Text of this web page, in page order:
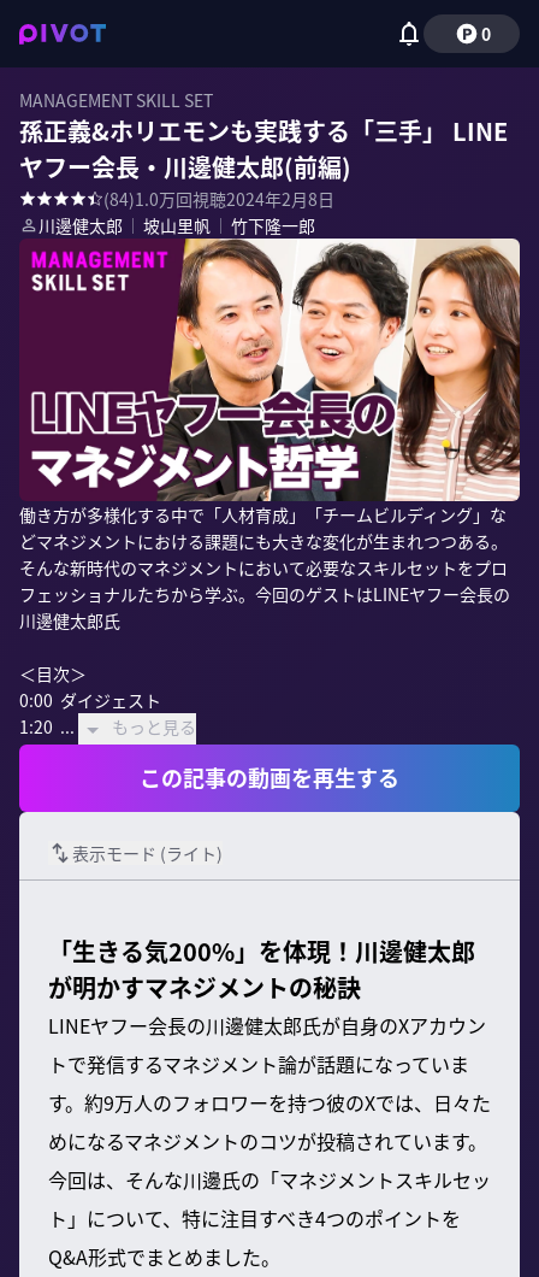
0
MANAGEMENT SKILL SET
孫正義&ホリエモンも実践する「三手」 LINE
ヤフー会長・川邊健太郎(前編)
(84)1.0万回視聴2024年2月8日
川邊健太郎 ｜ 坡山里帆 ｜ 竹下隆一郎
働き方が多様化する中で「人材育成」「チームビルディング」な
どマネジメントにおける課題にも大きな変化が生まれつつある。
そんな新時代のマネジメントにおいて必要なスキルセットをプロ
フェッショナルたちから学ぶ。今回のゲストはLINEヤフー会長の
川邊健太郎氏
＜目次＞
0:00  ダイジェスト
1:20  ...
もっと見る
この記事の動画を再生する
表示モード (ライト)
「生きる気200%」を体現！川邊健太郎
が明かすマネジメントの秘訣
LINEヤフー会長の川邊健太郎氏が自身のXアカウン
トで発信するマネジメント論が話題になっていま
す。約9万人のフォロワーを持つ彼のXでは、日々た
めになるマネジメントのコツが投稿されています。
今回は、そんな川邊氏の「マネジメントスキルセッ
ト」について、特に注目すべき4つのポイントを
Q&A形式でまとめました。